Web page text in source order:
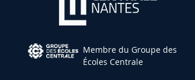
Membre du Groupe des
Écoles Centrale